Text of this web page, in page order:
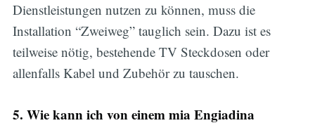
Dienstleistungen nutzen zu können, muss die
Installation “Zweiweg” tauglich sein. Dazu ist es
teilweise nötig, bestehende TV Steckdosen oder
allenfalls Kabel und Zubehör zu tauschen.
5. Wie kann ich von einem mia Engiadina
Subscribe